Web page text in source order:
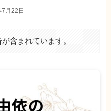
月22日
含まれています。